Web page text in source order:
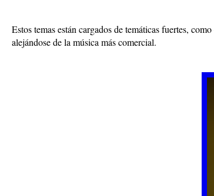
Estos temas están cargados de temáticas fuertes,
alejándose de la música más comercial.